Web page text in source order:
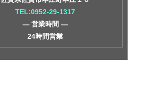
TEL:0952-29-1317
― 営業時間 ―
24時間営業